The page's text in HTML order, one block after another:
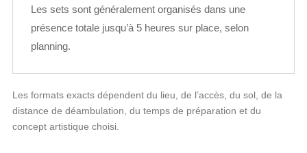
Les sets sont généralement organisés dans une
présence totale jusqu’à 5 heures sur place, selon
planning.
Les formats exacts dépendent du lieu, de l’accès, du sol, de la
distance de déambulation, du temps de préparation et du
concept artistique choisi.